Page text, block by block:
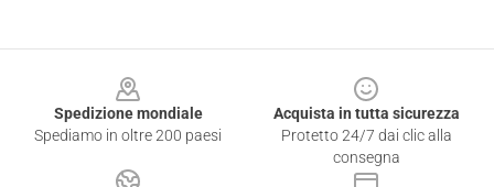
Spedizione mondiale
Spediamo in oltre 200 paesi
Acquista in tutta sicurezza
Protetto 24/7 dai clic alla
consegna